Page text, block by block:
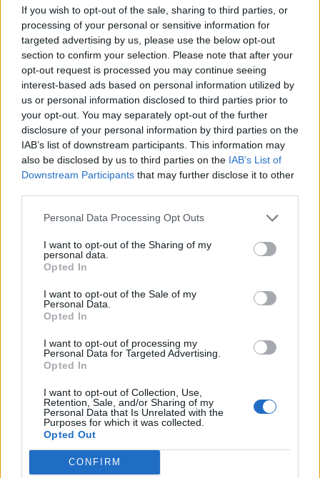
If you wish to opt-out of the sale, sharing to third parties, or
processing of your personal or sensitive information for
targeted advertising by us, please use the below opt-out
section to confirm your selection. Please note that after your
opt-out request is processed you may continue seeing
interest-based ads based on personal information utilized by
us or personal information disclosed to third parties prior to
your opt-out. You may separately opt-out of the further
disclosure of your personal information by third parties on the
IAB’s list of downstream participants. This information may
also be disclosed by us to third parties on the IAB’s List of
Downstream Participants that may further disclose it to other
Personal Data Processing Opt Outs
I want to opt-out of the Sharing of my
personal data.
Opted In
I want to opt-out of the Sale of my
Personal Data.
Opted In
I want to opt-out of processing my
Personal Data for Targeted Advertising.
Opted In
I want to opt-out of Collection, Use,
Retention, Sale, and/or Sharing of my
Personal Data that Is Unrelated with the
Purposes for which it was collected.
Opted Out
CONFIRM